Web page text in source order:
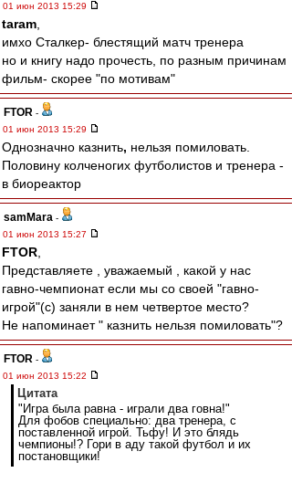
01 июн 2013 15:29
taram
имхо Сталкер- блестящий матч тренера
но и книгу надо прочесть, по разным причинам
фильм- скорее "по мотивам"
FTOR -
01 июн 2013 15:29
Однозначно казнить, нельзя помиловать.
Половину колченогих футболистов и тренера -
в биореактор
samMara -
01 июн 2013 15:27
FTOR
Представляете , уважаемый , какой у нас
гавно-чемпионат если мы со своей "гавно-
игрой"(с) заняли в нем четвертое место?
Не напоминает " казнить нельзя помиловать"?
FTOR -
01 июн 2013 15:22
Цитата
"Игра была равна - играли два говна!"
Для фобов специально: два тренера, с
поставленной игрой. Тьфу! И это блядь
чемпионы!? Гори в аду такой футбол и их
постановщики!